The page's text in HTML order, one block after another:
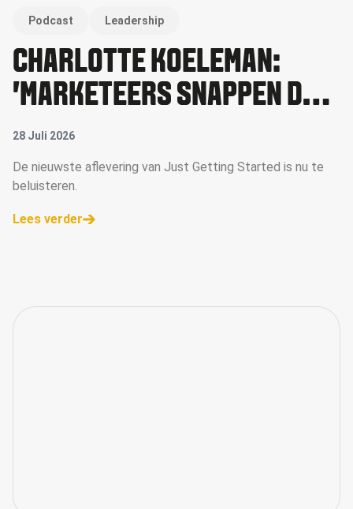
Podcast Leadership
CHARLOTTE KOELEMAN:
'MARKETEERS SNAPPEN DE
WAARDE VAN MICRO-
CREATORS NU BETER'
28 Juli 2026
De nieuwste aflevering van Just Getting Started is nu te
beluisteren.
Lees verder